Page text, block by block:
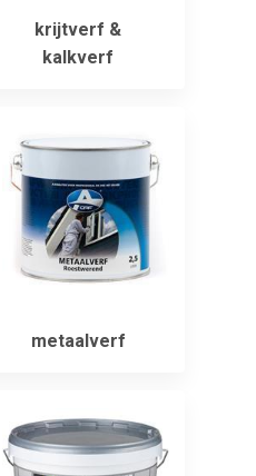
krijtverf &
kalkverf
metaalverf